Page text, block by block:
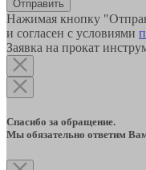
Отправить
Нажимая кнопку
и согласен с условиями
Заявка на прокат
Спасибо за обращение.
Мы обязательно ответим